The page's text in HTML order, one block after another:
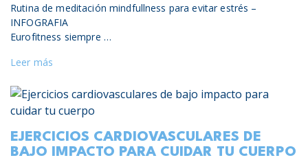
Rutina de meditación mindfullness para evitar estrés –
INFOGRAFIA
Eurofitness siempre …
Leer más
EJERCICIOS CARDIOVASCULARES DE
BAJO IMPACTO PARA CUIDAR TU CUERPO